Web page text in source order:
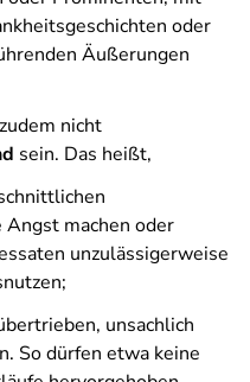
oder
Äußerungen
nicht
sein. Das heißt,
Angst machen oder
unzulässigerweise
unsachlich
So dürfen etwa keine